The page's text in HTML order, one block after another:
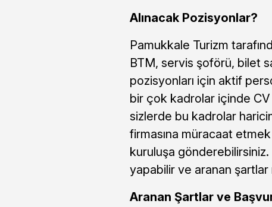
Alınacak Pozisyonlar?
Pamukkale Turizm
BTM, servis şoförü, bilet
pozisyonları için aktif
bir çok kadrolar içinde
sizlerde bu kadrolar
firmasına müracaat etmek
kuruluşa
yapabilir ve aranan şartlar
Aranan Şartlar ve